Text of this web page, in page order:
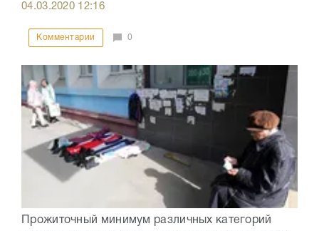
04.03.2020 12:16
Комментарии 0
Прожиточный минимум различных категорий